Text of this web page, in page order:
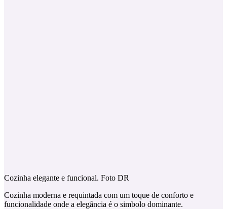
Cozinha elegante e funcional. Foto DR
Cozinha moderna e requintada com um toque de conforto e
funcionalidade onde a elegância é o simbolo dominante.